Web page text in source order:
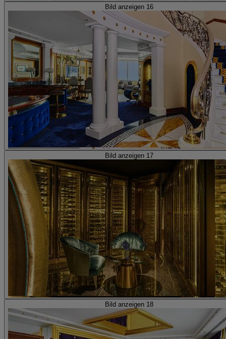
Bild anzeigen 16
Bild anzeigen 17
Bild anzeigen 18